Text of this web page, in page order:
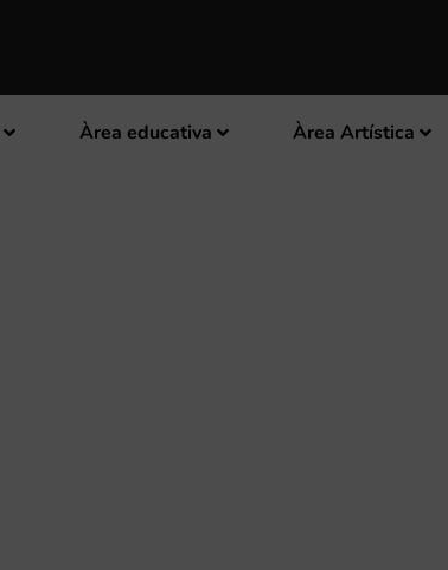
Àrea educativa Àrea Artística